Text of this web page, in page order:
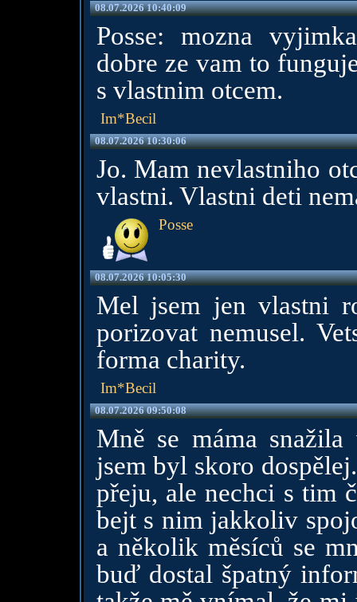
08.07.2026 10:40:09
Posse: mozna
dobre ze vam to
s vlastnim otcem.
Im*Becil
08.07.2026 10:30:06
Jo. Mam nevlastniho
vlastni. Vlastni deti
Posse
08.07.2026 10:05:30
Mel jsem jen vlastni
porizovat nemusel.
forma charity.
Im*Becil
08.07.2026 09:50:08
Mně se máma
jsem byl skoro
přeju, ale nechci s tim
bejt s nim jakkoliv
a několik měsíců se
buď dostal špatný